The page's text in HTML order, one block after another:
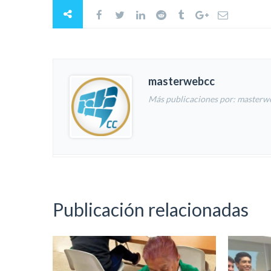
masterwebcc
Más publicaciones por:
Publicación relacionadas